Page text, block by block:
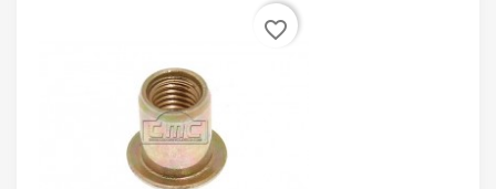
favorite_border